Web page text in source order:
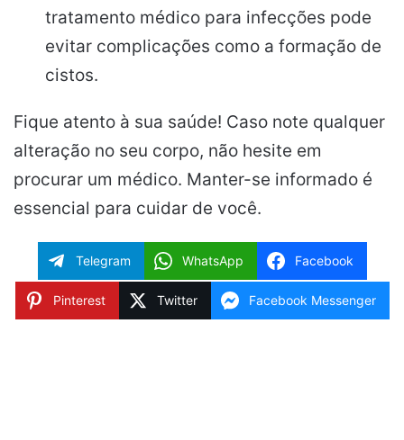
tratamento médico para infecções pode
evitar complicações como a formação de
cistos.
Fique atento à sua saúde! Caso note qualquer
alteração no seu corpo, não hesite em
procurar um médico. Manter-se informado é
essencial para cuidar de você.
Telegram WhatsApp Facebook
Pinterest Twitter Facebook Messenger